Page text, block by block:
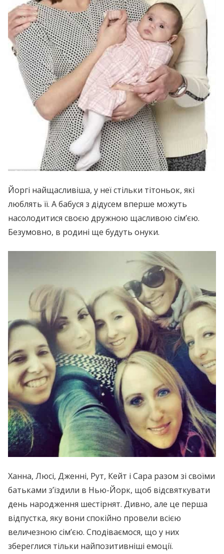
Йоргі найщасливіша, у неї стільки тітоньок, які
люблять її. А бабуся з дідусем вперше можуть
насолодитися своєю дружною щасливою сім’єю.
Безумовно, в родині ще будуть онуки.
Ханна, Люсі, Дженні, Рут, Кейт і Сара разом зі своїми
батьками з’їздили в Нью-Йорк, щоб відсвяткувати
день народження шестірнят. Дивно, але це перша
відпустка, яку вони спокійно провели всією
величезною сім’єю. Сподіваємося, що у них
збереглися тільки найпозитивніші емоції.